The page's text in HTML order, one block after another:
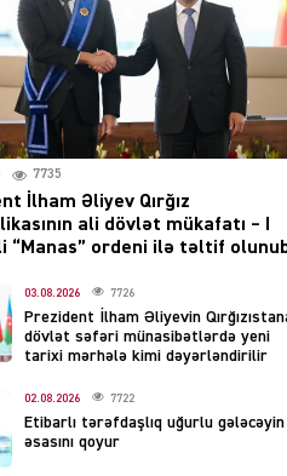
Müharibə Rusiyanın belini
bükür
04.08.2026 3986
Ekranlardan uzaq qalan
məşhur aktrisanın yeni
çıxdı
04.08.2026 2149
Hüseyn Həsənov haqqında
həbs qərarı verildi –
Milyonluq əmlakı müsadirə
7735
İlham Əliyev Qırğız
ali dövlət mükafatı – I
“Manas” ordeni ilə təltif
03.08.2026 7726
Prezident İlham Əliyevin
dövlət səfəri münasibətlərdə yeni
tarixi mərhələ kimi dəyərləndirilir
02.08.2026 7722
Etibarlı tərəfdaşlıq uğurlu gələcəyin
əsasını qoyur